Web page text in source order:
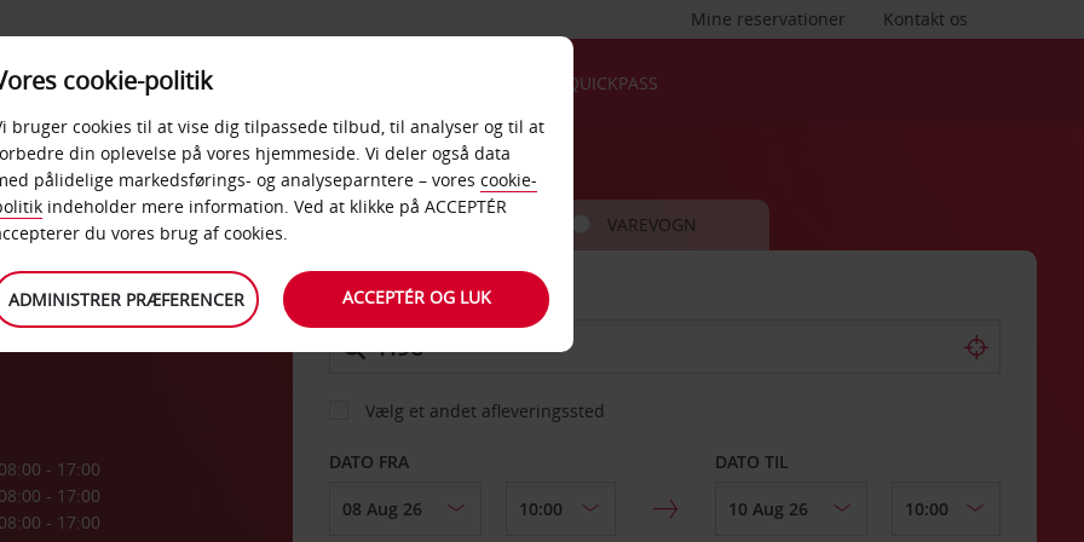
Kontakt os
Mine reservationer
PRODUKTER &
KONTORER
QUICKPASS
08:00 - 17:00
08:00 - 17:00
08:00 - 17:00
BIL VAREVOGN
AFHENT FRA
Vælg et andet afleveringssted
DATO FRA DATO TIL
cookie-politik
bruger cookies til at vise dig tilpassede tilbud, til analyser og til at
din oplevelse på vores hjemmeside. Vi deler også data
pålidelige markedsførings- og analyseparntere – vores cookie-
indeholder mere information. Ved at klikke på ACCEPTÉR
du vores brug af cookies.
ADMINISTRER PRÆFERENCER ACCEPTÉR OG LUK